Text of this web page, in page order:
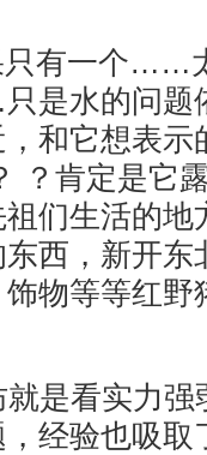
只有一个……
是水的问题
和它想表示
？肯定是它
们生活的地
西，新开东
物等等红野
是看实力强
经验也吸取